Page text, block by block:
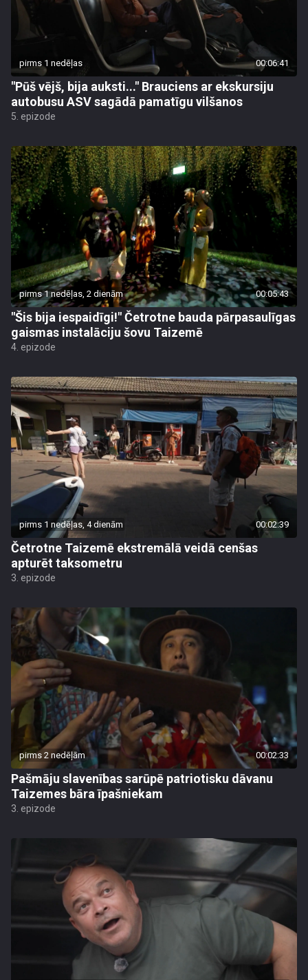
pirms 1 nedēļas 00:06:41
"Pūš vējš, bija auksti..." Brauciens ar ekskursiju
autobusu ASV sagādā pamatīgu vilšanos
5. epizode
pirms 1 nedēļas, 2 dienām 00:05:43
"Šis bija iespaidīgi!" Četrotne bauda pārpasaulīgas
gaismas instalāciju šovu Taizemē
4. epizode
pirms 1 nedēļas, 4 dienām 00:02:39
Četrotne Taizemē ekstremālā veidā cenšas
apturēt taksometru
3. epizode
pirms 2 nedēļām 00:02:33
Pašmāju slavenības sarūpē patriotisku dāvanu
Taizemes bāra īpašniekam
3. epizode